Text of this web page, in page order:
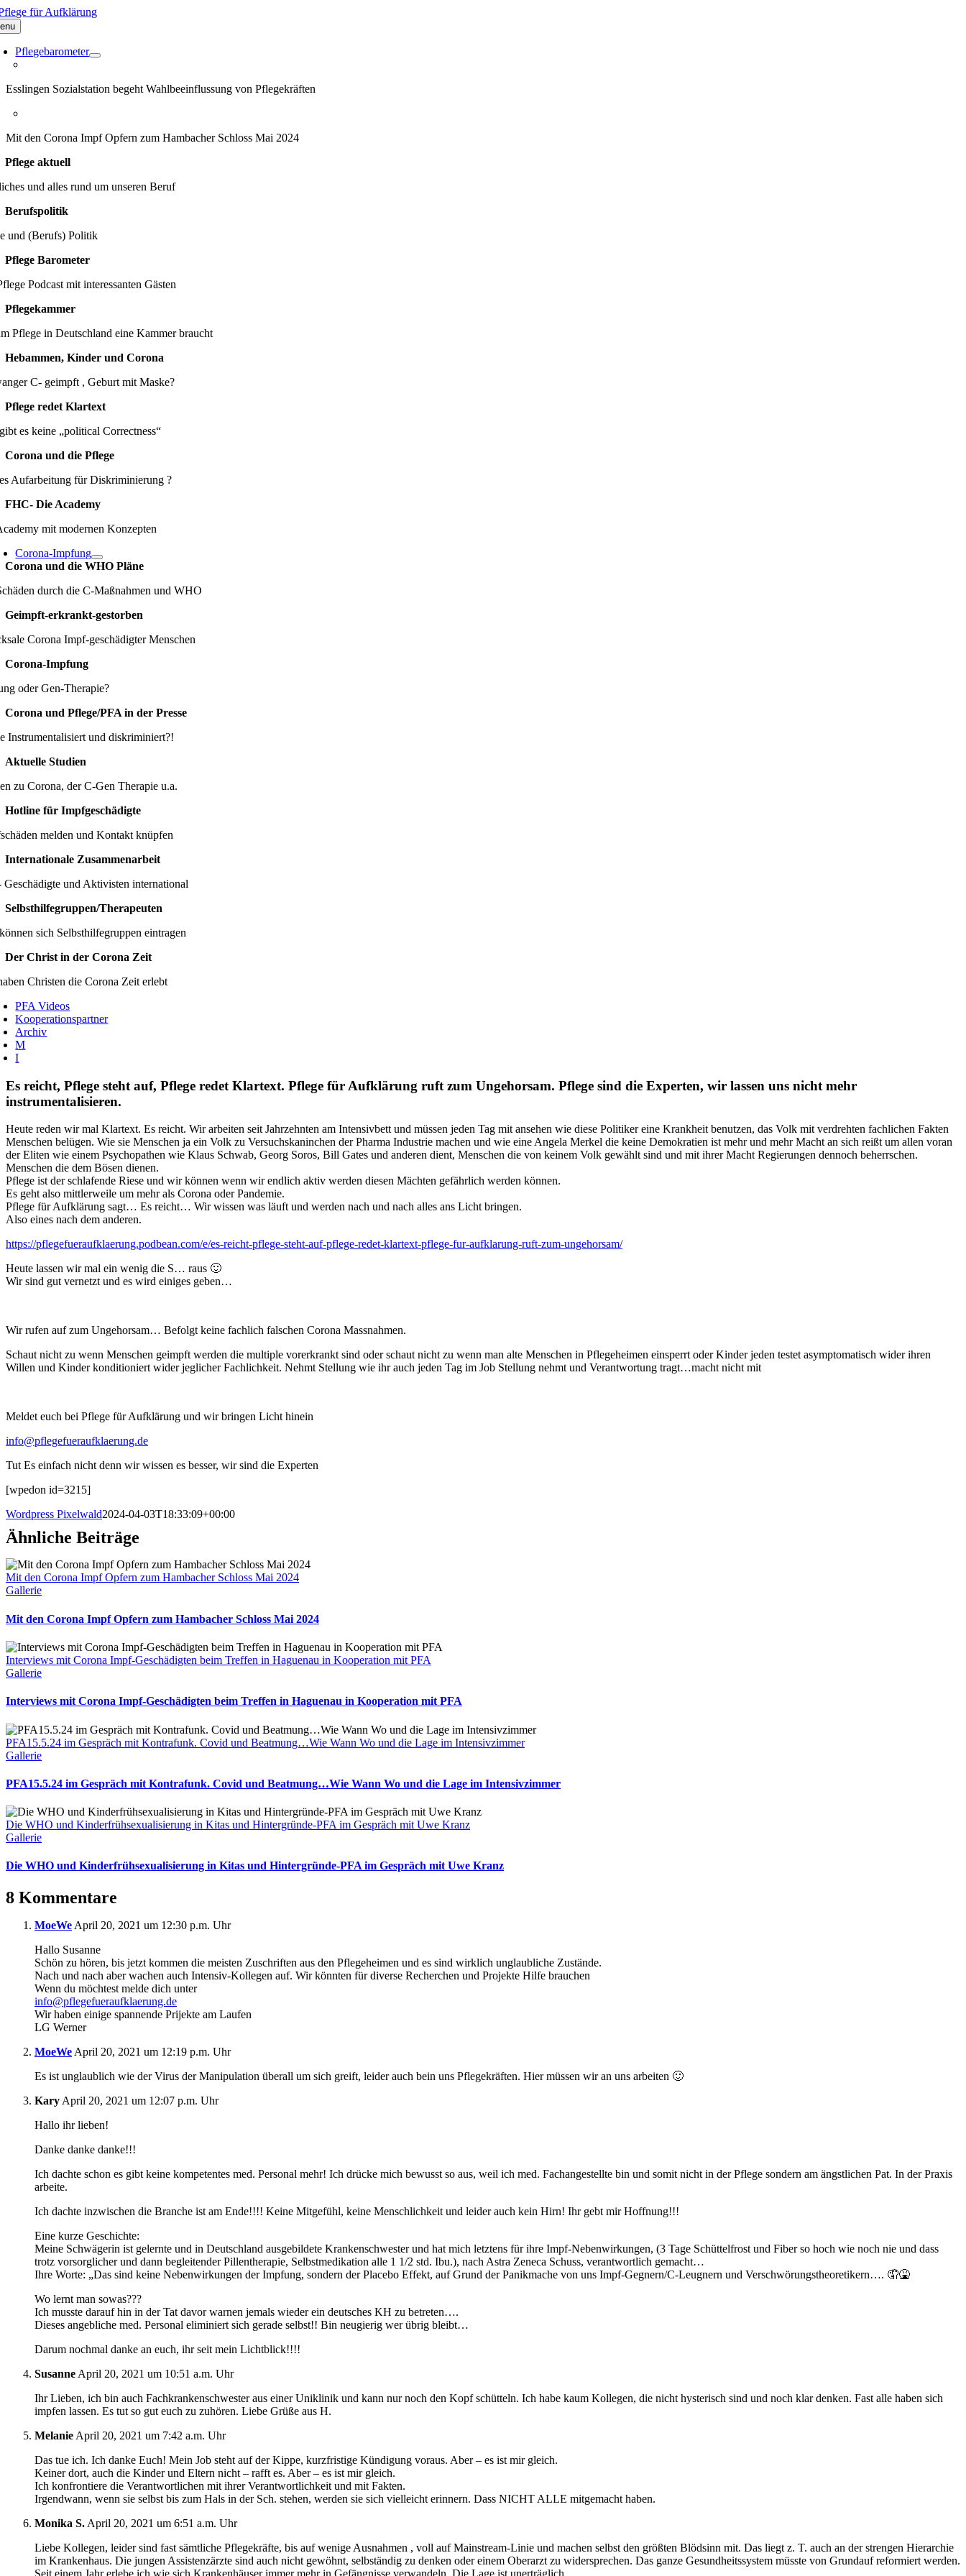
Zum
Inhalt
springen
Pflegebarometer
Esslingen Sozialstation begeht Wahlbeeinflussung von Pflegekräften
Mit den Corona Impf Opfern zum Hambacher Schloss Mai 2024
Pflege aktuell
und alles rund um unseren Beruf
Berufspolitik
und (Berufs) Politik
Pflege Barometer
Podcast mit interessanten Gästen
Pflegekammer
Pflege in Deutschland eine Kammer braucht
Hebammen, Kinder und Corona
C- geimpft , Geburt mit Maske?
Pflege redet Klartext
es keine „political Correctness“
Corona und die Pflege
Aufarbeitung für Diskriminierung ?
FHC- Die Academy
mit modernen Konzepten
Corona-Impfung
Corona und die WHO Pläne
durch die C-Maßnahmen und WHO
Geimpft-erkrankt-gestorben
Corona Impf-geschädigter Menschen
Corona-Impfung
oder Gen-Therapie?
Corona und Pflege/PFA in der Presse
Instrumentalisiert und diskriminiert?!
Aktuelle Studien
zu Corona, der C-Gen Therapie u.a.
Hotline für Impfgeschädigte
melden und Kontakt knüpfen
Internationale Zusammenarbeit
Geschädigte und Aktivisten international
Selbsthilfegruppen/Therapeuten
sich Selbsthilfegruppen eintragen
Der Christ in der Corona Zeit
Christen die Corona Zeit erlebt
PFA Videos
Kooperationspartner
Archiv
M
I
Es reicht, Pflege steht auf, Pflege redet Klartext. Pflege für Aufklärung ruft zum Ungehorsam. Pflege sind die Experten, wir lassen uns nicht mehr
instrumentalisieren.
Heute reden wir mal Klartext. Es reicht. Wir arbeiten seit Jahrzehnten am Intensivbett und müssen jeden Tag mit ansehen wie diese Politiker eine Krankheit benutzen, das Volk mit verdrehten fachlichen Fakten
Menschen belügen. Wie sie Menschen ja ein Volk zu Versuchskaninchen der Pharma Industrie machen und wie eine Angela Merkel die keine Demokratien ist mehr und mehr Macht an sich reißt um allen voran
der Eliten wie einem Psychopathen wie Klaus Schwab, Georg Soros, Bill Gates und anderen dient, Menschen die von keinem Volk gewählt sind und mit ihrer Macht Regierungen dennoch beherrschen.
Menschen die dem Bösen dienen.
Pflege ist der schlafende Riese und wir können wenn wir endlich aktiv werden diesen Mächten gefährlich werden können.
Es geht also mittlerweile um mehr als Corona oder Pandemie.
Pflege für Aufklärung sagt… Es reicht… Wir wissen was läuft und werden nach und nach alles ans Licht bringen.
Also eines nach dem anderen.
https://pflegefueraufklaerung.podbean.com/e/es-reicht-pflege-steht-auf-pflege-redet-klartext-pflege-fur-aufklarung-ruft-zum-ungehorsam/
Heute lassen wir mal ein wenig die S… raus 🙂
Wir sind gut vernetzt und es wird einiges geben…
Wir rufen auf zum Ungehorsam… Befolgt keine fachlich falschen Corona Massnahmen.
Schaut nicht zu wenn Menschen geimpft werden die multiple vorerkrankt sind oder schaut nicht zu wenn man alte Menschen in Pflegeheimen einsperrt oder Kinder jeden testet asymptomatisch wider ihren
Willen und Kinder konditioniert wider jeglicher Fachlichkeit. Nehmt Stellung wie ihr auch jeden Tag im Job Stellung nehmt und Verantwortung tragt…macht nicht mit
Meldet euch bei Pflege für Aufklärung und wir bringen Licht hinein
info@pflegefueraufklaerung.de
Tut Es einfach nicht denn wir wissen es besser, wir sind die Experten
[wpedon id=3215]
Wordpress Pixelwald2024-04-03T18:33:09+00:00
Ähnliche Beiträge
Mit den Corona Impf Opfern zum Hambacher Schloss Mai 2024
Gallerie
Mit den Corona Impf Opfern zum Hambacher Schloss Mai 2024
Interviews mit Corona Impf-Geschädigten beim Treffen in Haguenau in Kooperation mit PFA
Gallerie
Interviews mit Corona Impf-Geschädigten beim Treffen in Haguenau in Kooperation mit PFA
PFA15.5.24 im Gespräch mit Kontrafunk. Covid und Beatmung…Wie Wann Wo und die Lage im Intensivzimmer
Gallerie
PFA15.5.24 im Gespräch mit Kontrafunk. Covid und Beatmung…Wie Wann Wo und die Lage im Intensivzimmer
Die WHO und Kinderfrühsexualisierung in Kitas und Hintergründe-PFA im Gespräch mit Uwe Kranz
Gallerie
Die WHO und Kinderfrühsexualisierung in Kitas und Hintergründe-PFA im Gespräch mit Uwe Kranz
8 Kommentare
MoeWe April 20, 2021 um 12:30 p.m. Uhr
Hallo Susanne
Schön zu hören, bis jetzt kommen die meisten Zuschriften aus den Pflegeheimen und es sind wirklich unglaubliche Zustände.
Nach und nach aber wachen auch Intensiv-Kollegen auf. Wir könnten für diverse Recherchen und Projekte Hilfe brauchen
Wenn du möchtest melde dich unter
info@pflegefueraufklaerung.de
Wir haben einige spannende Prijekte am Laufen
LG Werner
MoeWe April 20, 2021 um 12:19 p.m. Uhr
Es ist unglaublich wie der Virus der Manipulation überall um sich greift, leider auch bein uns Pflegekräften. Hier müssen wir an uns arbeiten 🙂
Kary April 20, 2021 um 12:07 p.m. Uhr
Hallo ihr lieben!
Danke danke danke!!!
Ich dachte schon es gibt keine kompetentes med. Personal mehr! Ich drücke mich bewusst so aus, weil ich med. Fachangestellte bin und somit nicht in der Pflege sondern am ängstlichen Pat. In der Praxis
arbeite.
Ich dachte inzwischen die Branche ist am Ende!!!! Keine Mitgefühl, keine Menschlichkeit und leider auch kein Hirn! Ihr gebt mir Hoffnung!!!
Eine kurze Geschichte:
Meine Schwägerin ist gelernte und in Deutschland ausgebildete Krankenschwester und hat mich letztens für ihre Impf-Nebenwirkungen, (3 Tage Schüttelfrost und Fiber so hoch wie noch nie und dass
trotz vorsorglicher und dann begleitender Pillentherapie, Selbstmedikation alle 1 1/2 std. Ibu.), nach Astra Zeneca Schuss, verantwortlich gemacht…
Ihre Worte: „Das sind keine Nebenwirkungen der Impfung, sondern der Placebo Effekt, auf Grund der Panikmache von uns Impf-Gegnern/C-Leugnern und Verschwörungstheoretikern…. 🤦🤮
Wo lernt man sowas???
Ich musste darauf hin in der Tat davor warnen jemals wieder ein deutsches KH zu betreten….
Dieses angebliche med. Personal eliminiert sich gerade selbst!! Bin neugierig wer übrig bleibt…
Darum nochmal danke an euch, ihr seit mein Lichtblick!!!!
Susanne April 20, 2021 um 10:51 a.m. Uhr
Ihr Lieben, ich bin auch Fachkrankenschwester aus einer Uniklinik und kann nur noch den Kopf schütteln. Ich habe kaum Kollegen, die nicht hysterisch sind und noch klar denken. Fast alle haben sich
impfen lassen. Es tut so gut euch zu zuhören. Liebe Grüße aus H.
Melanie April 20, 2021 um 7:42 a.m. Uhr
Das tue ich. Ich danke Euch! Mein Job steht auf der Kippe, kurzfristige Kündigung voraus. Aber – es ist mir gleich.
Keiner dort, auch die Kinder und Eltern nicht – rafft es. Aber – es ist mir gleich.
Ich konfrontiere die Verantwortlichen mit ihrer Verantwortlichkeit und mit Fakten.
Irgendwann, wenn sie selbst bis zum Hals in der Sch. stehen, werden sie sich vielleicht erinnern. Dass NICHT ALLE mitgemacht haben.
Monika S. April 20, 2021 um 6:51 a.m. Uhr
Liebe Kollegen, leider sind fast sämtliche Pflegekräfte, bis auf wenige Ausnahmen , voll auf Mainstream-Linie und machen selbst den größten Blödsinn mit. Das liegt z. T. auch an der strengen Hierarchie
im Krankenhaus. Die jungen Assistenzärzte sind auch nicht gewöhnt, selbständig zu denken oder einem Oberarzt zu widersprechen. Das ganze Gesundheitssystem müsste von Grundauf reformiert werden.
Seit einem Jahr erlebe ich wie sich Krankenhäuser immer mehr in Gefängnisse verwandeln. Die Lage ist unerträglich.